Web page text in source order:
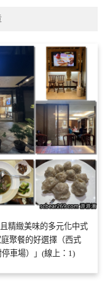
精緻美味的多元化中式
聚餐的好選擇（西式
車場）」(線上：1)